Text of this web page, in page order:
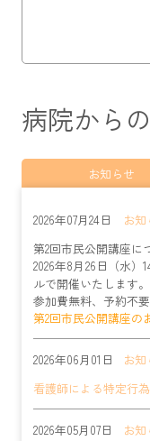
9月1日（火）【小
9月2日（水）【眼科
可となります。
9月17日（木）【内
9月18日（金）【内
す。
9月24日（木）【循
9月25日（金）【
す。
9月25日（金）【外
◆10月分
10月13日（火）～
不在のため休診とな
10月15日（木）【
10月16日（金）【
休診となります。
10月14日（水）【
病院から
お知らせ
2026年07月24日
お知
第2回市民公開講座に
2026年8月26日（水
ルで開催いたします。
参加費無料、予約不
第2回市民公開講座の
2026年06月01日
お知
看護師による特定行
2026年05月07日
お知